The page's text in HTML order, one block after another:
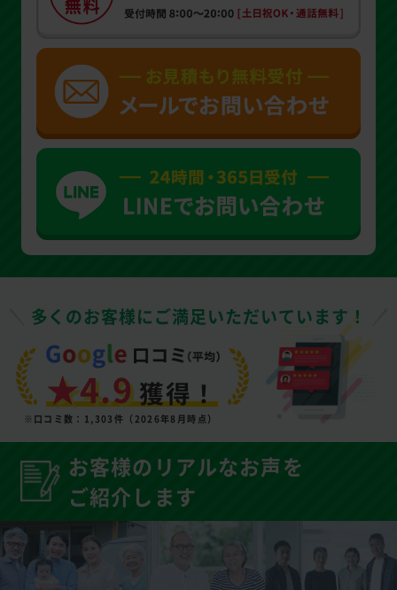
多くのお客様にご満足いただいています！
★4.9獲得！
※口コミ数：1,303件（2026年8月時点）
お客様のリアルなお声を
ご紹介します